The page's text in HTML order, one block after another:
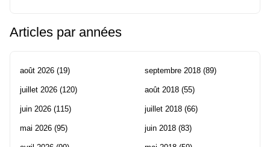
Articles par années
août 2026 (19)
juillet 2026 (120)
juin 2026 (115)
mai 2026 (95)
septembre 2018 (89)
août 2018 (55)
juillet 2018 (66)
juin 2018 (83)